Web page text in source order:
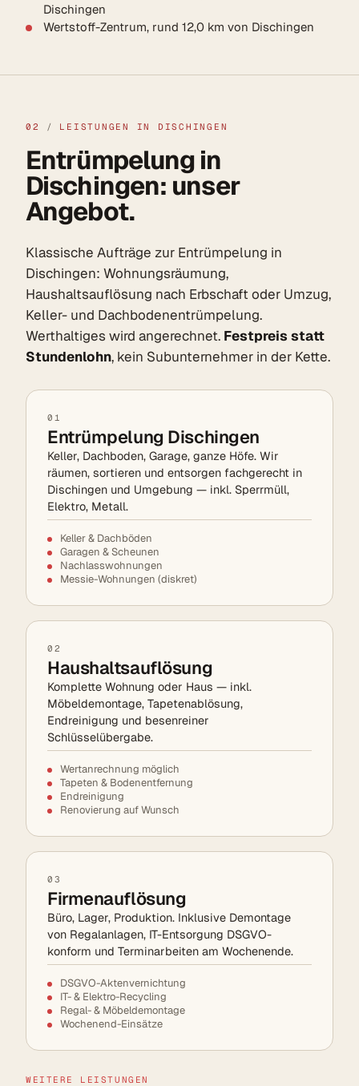
Dischingen
Wertstoff-Zentrum, rund 12,0 km von Dischingen
02 / LEISTUNGEN IN DISCHINGEN
Entrümpelung in
Dischingen: unser
Angebot.
Klassische Aufträge zur Entrümpelung in
Dischingen: Wohnungsräumung,
Haushaltsauflösung nach Erbschaft oder Umzug,
Keller- und Dachbodenentrümpelung.
Werthaltiges wird angerechnet. Festpreis statt
Stundenlohn, kein Subunternehmer in der Kette.
01
Entrümpelung Dischingen
Keller, Dachboden, Garage, ganze Höfe. Wir
räumen, sortieren und entsorgen fachgerecht in
Dischingen und Umgebung — inkl. Sperrmüll,
Elektro, Metall.
Keller & Dachböden
Garagen & Scheunen
Nachlasswohnungen
Messie-Wohnungen (diskret)
02
Haushaltsauflösung
Komplette Wohnung oder Haus — inkl.
Möbeldemontage, Tapetenablösung,
Endreinigung und besenreiner
Schlüsselübergabe.
Wertanrechnung möglich
Tapeten & Bodenentfernung
Endreinigung
Renovierung auf Wunsch
03
Firmenauflösung
Büro, Lager, Produktion. Inklusive Demontage
von Regalanlagen, IT-Entsorgung DSGVO-
konform und Terminarbeiten am Wochenende.
DSGVO-Aktenvernichtung
IT- & Elektro-Recycling
Regal- & Möbeldemontage
Wochenend-Einsätze
WEITERE LEISTUNGEN